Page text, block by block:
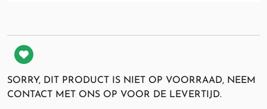
SORRY, DIT PRODUCT IS NIET OP VOORRAAD, NEEM
CONTACT MET ONS OP VOOR DE LEVERTIJD.